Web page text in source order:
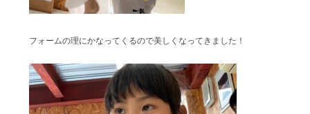
フォームの理にかなってくるので美しくなってきました！